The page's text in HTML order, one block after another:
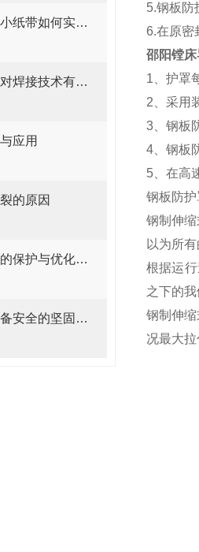
探秘纸带过滤机：小小纸带如何实现高效过滤？
机床防护罩焊接加工对焊接技术有哪些要求
应用
的原因
塑料拖链：机械设备的保护与优化装置
钢板防护罩：守护设备安全的坚固屏障
5.钢板防
6.在原
邵阳镗
1、护罩
2、采用
3、钢板
4、钢板
5、在高
钢板防
钢制伸
以为所
根据运
之下的
钢制伸
况最大